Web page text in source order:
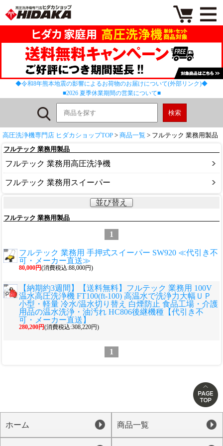
◆令和8年熊本地震の影響によるお荷物のお届けについて(外部リンク)◆
■2026 夏季休業期間の営業について■
高圧洗浄機専門店 ヒダカショップTOP > 商品一覧 > フルテック 業務用製品
フルテック 業務用製品
フルテック 業務用高圧洗浄機
フルテック 業務用スイーパー
並び替え
フルテック 業務用製品
1
フルテック 業務用 手押式スイーパー SW920 ≪代引き不
可・メーカー直送≫
80,000円(消費税込:88,000円)
【納期約3週間】【送料無料】フルテック 業務用 100V
温水高圧洗浄機 FT100(ft-100) 高温水で洗浄力大幅ＵＰ
小型・軽量 冷水/温水切り替え 白煙防止 食品工場・介護
用品の温水洗浄・油汚れ HC806後継機種【代引き不
可・メーカー直送】
280,200円(消費税込:308,220円)
1
ホーム 商品一覧